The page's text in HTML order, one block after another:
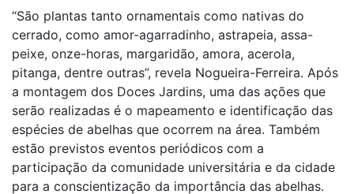
“São plantas tanto ornamentais como nativas do
cerrado, como amor-agarradinho, astrapeia, assa-
peixe, onze-horas, margaridão, amora, acerola,
pitanga, dentre outras”, revela Nogueira-Ferreira. Após
a montagem dos Doces Jardins, uma das ações que
serão realizadas é o mapeamento e identificação das
espécies de abelhas que ocorrem na área. Também
estão previstos eventos periódicos com a
participação da comunidade universitária e da cidade
para a conscientização da importância das abelhas.